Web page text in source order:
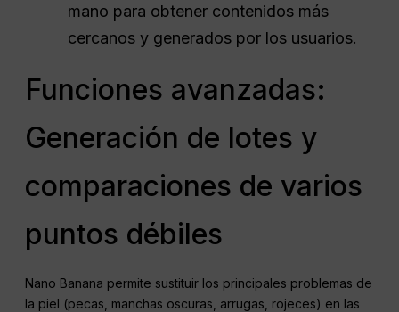
mano para obtener contenidos más
cercanos y generados por los usuarios.
Funciones avanzadas:
Generación de lotes y
comparaciones de varios
puntos débiles
Nano Banana permite sustituir los principales problemas de
la piel (pecas, manchas oscuras, arrugas, rojeces) en las